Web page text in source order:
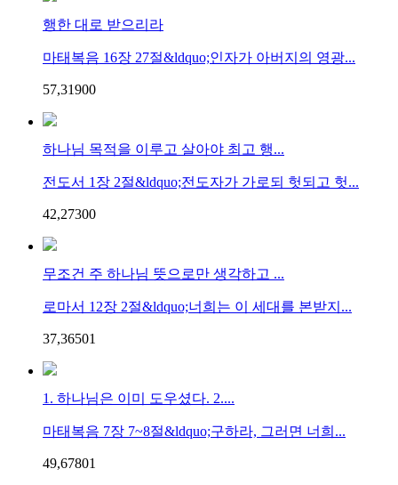
행한 대로 받으리라
마태복음 16장 27절&ldquo;인자가 아버지의 영광...
57,31900
하나님 목적을 이루고 살아야 최고 행...
전도서 1장 2절&ldquo;전도자가 가로되 헛되고 헛...
42,27300
무조건 주 하나님 뜻으로만 생각하고 ...
로마서 12장 2절&ldquo;너희는 이 세대를 본받지...
37,36501
1. 하나님은 이미 도우셨다. 2....
마태복음 7장 7~8절&ldquo;구하라, 그러면 너희...
49,67801